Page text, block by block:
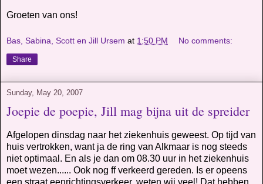
Groeten van ons!
Bas, Sabina, Scott en Jill Ursem at 1:50 PM No comments:
Share
Sunday, May 20, 2007
Joepie de poepie, Jill mag bijna uit de spreider
Afgelopen dinsdag naar het ziekenhuis geweest. Op tijd van
huis vertrokken, want ja de ring van Alkmaar is nog steeds
niet optimaal. En als je dan om 08.30 uur in het ziekenhuis
moet wezen...... Ook nog ff verkeerd gereden. Is er opeens
een straat eenrichtingsverkeer, weten wij veel! Dat hebben